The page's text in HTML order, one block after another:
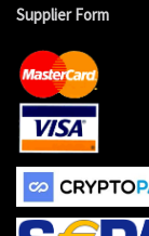
Supplier Form